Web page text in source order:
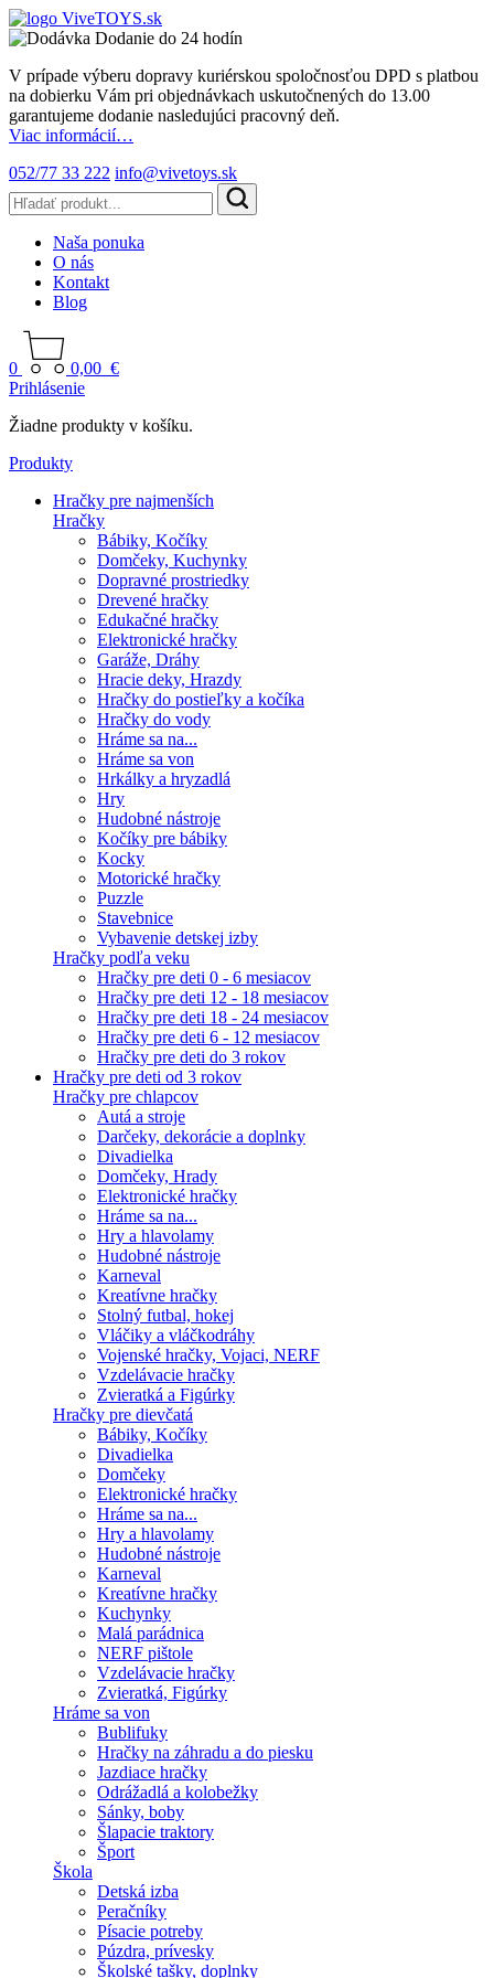
Dodanie do 24 hodín
V prípade výberu dopravy kuriérskou spoločnosťou DPD s platbou
na dobierku Vám pri objednávkach uskutočnených do 13.00
garantujeme dodanie nasledujúci pracovný deň.
Viac informácií…
052/77 33 222 info@vivetoys.sk
Naša ponuka
O nás
Kontakt
Blog
0 0,00 €
Prihlásenie
Žiadne produkty v košíku.
Produkty
Hračky pre najmenších
Hračky
Bábiky, Kočíky
Domčeky, Kuchynky
Dopravné prostriedky
Drevené hračky
Edukačné hračky
Elektronické hračky
Garáže, Dráhy
Hracie deky, Hrazdy
Hračky do postieľky a kočíka
Hračky do vody
Hráme sa na...
Hráme sa von
Hrkálky a hryzadlá
Hry
Hudobné nástroje
Kočíky pre bábiky
Kocky
Motorické hračky
Puzzle
Stavebnice
Vybavenie detskej izby
Hračky podľa veku
Hračky pre deti 0 - 6 mesiacov
Hračky pre deti 12 - 18 mesiacov
Hračky pre deti 18 - 24 mesiacov
Hračky pre deti 6 - 12 mesiacov
Hračky pre deti do 3 rokov
Hračky pre deti od 3 rokov
Hračky pre chlapcov
Autá a stroje
Darčeky, dekorácie a doplnky
Divadielka
Domčeky, Hrady
Elektronické hračky
Hráme sa na...
Hry a hlavolamy
Hudobné nástroje
Karneval
Kreatívne hračky
Stolný futbal, hokej
Vláčiky a vláčkodráhy
Vojenské hračky, Vojaci, NERF
Vzdelávacie hračky
Zvieratká a Figúrky
Hračky pre dievčatá
Bábiky, Kočíky
Divadielka
Domčeky
Elektronické hračky
Hráme sa na...
Hry a hlavolamy
Hudobné nástroje
Karneval
Kreatívne hračky
Kuchynky
Malá parádnica
NERF pištole
Vzdelávacie hračky
Zvieratká, Figúrky
Hráme sa von
Bublifuky
Hračky na záhradu a do piesku
Jazdiace hračky
Odrážadlá a kolobežky
Sánky, boby
Šlapacie traktory
Šport
Škola
Detská izba
Peračníky
Písacie potreby
Púzdra, prívesky
Školské tašky, doplnky